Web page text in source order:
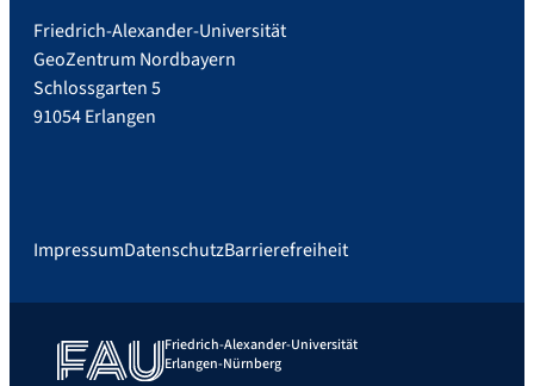
Friedrich-Alexander-Universität
GeoZentrum Nordbayern
Schlossgarten 5
91054 Erlangen
ImpressumDatenschutzBarrierefreiheit
Friedrich-Alexander-Universität
Erlangen-Nürnberg